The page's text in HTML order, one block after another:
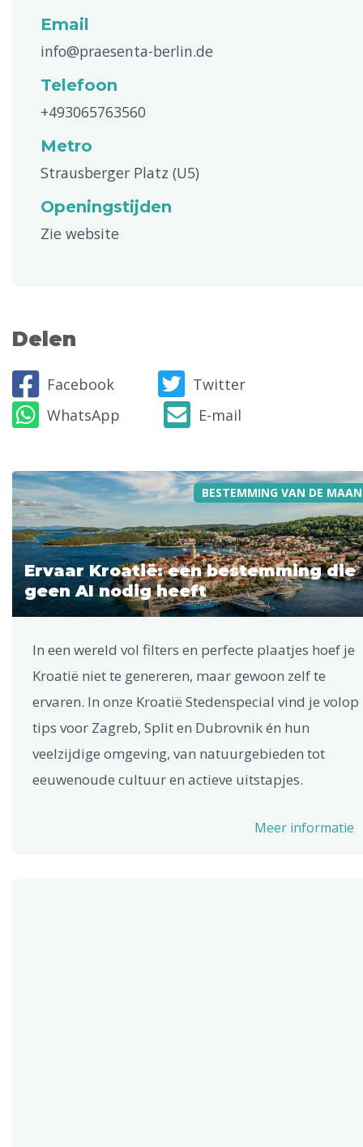
Email
info@praesenta-berlin.de
Telefoon
+493065763560
Metro
Strausberger Platz (U5)
Openingstijden
Zie website
Delen
Facebook
Twitter
WhatsApp
E-mail
BESTEMMING VAN DE
Ervaar Kroatië: een bestemming die
geen AI nodig heeft
In een wereld vol filters en perfecte plaatjes hoef je
Kroatië niet te genereren, maar gewoon zelf te
ervaren. In onze Kroatië Stedenspecial vind je volop
tips voor Zagreb, Split en Dubrovnik én hun
veelzijdige omgeving, van natuurgebieden tot
eeuwenoude cultuur en actieve uitstapjes.
Meer informatie